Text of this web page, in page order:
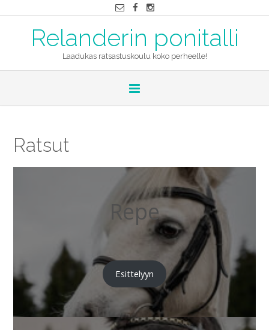
Relanderin ponitalli
Laadukas ratsastuskoulu koko perheelle!
Ratsut
Repe
Esittelyyn